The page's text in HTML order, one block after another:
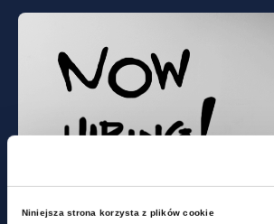
Niniejsza strona korzysta z plików cookie